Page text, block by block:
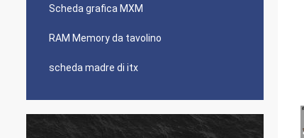
Scheda grafica MXM
RAM Memory da tavolino
scheda madre di itx